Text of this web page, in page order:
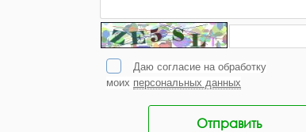
Даю согласие на обработку
моих персональных данных
Отправить